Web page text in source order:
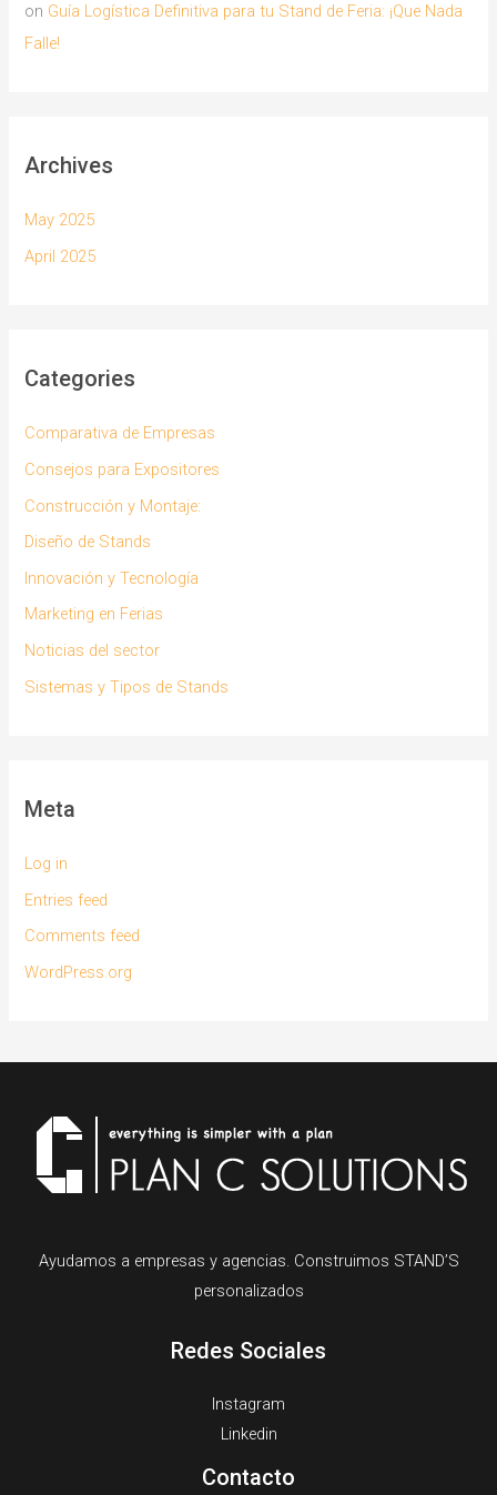
on Guía Logística Definitiva para tu Stand de Feria: ¡Que Nada
Falle!
Archives
May 2025
April 2025
Categories
Comparativa de Empresas
Consejos para Expositores
Construcción y Montaje:
Diseño de Stands
Innovación y Tecnología
Marketing en Ferias
Noticias del sector
Sistemas y Tipos de Stands
Meta
Log in
Entries feed
Comments feed
WordPress.org
Ayudamos a empresas y agencias. Construimos STAND’S
personalizados
Redes Sociales
Instagram
Linkedin
Contacto